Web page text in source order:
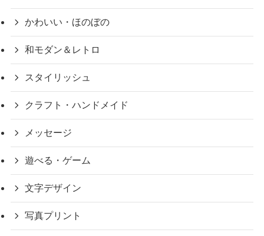
かわいい・ほのぼの
和モダン＆レトロ
スタイリッシュ
クラフト・ハンドメイド
メッセージ
遊べる・ゲーム
文字デザイン
写真プリント